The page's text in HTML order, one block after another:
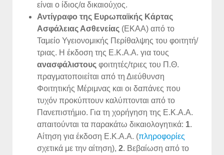
είναι ο ίδιος/α δικαιούχος.
Αντίγραφο της Ευρωπαϊκής Κάρτας
Ασφάλειας Ασθενείας (ΕΚΑΑ) από το
Ταμείο Υγειονομικής Περίθαλψης του φοιτητή/
τριας. Η έκδοση της Ε.Κ.Α.Α. για τους
ανασφάλιστους φοιτητές/τριες του Π.Θ.
πραγματοποιείται από τη Διεύθυνση
Φοιτητικής Μέριμνας και οι δαπάνες που
τυχόν προκύπτουν καλύπτονται από το
Πανεπιστήμιο. Για τη χορήγηση της Ε.Κ.Α.Α.
απαιτούνται τα παρακάτω δικαιολογητικά: 1.
Αίτηση για έκδοση Ε.Κ.Α.Α. (πληροφορίες
σχετικά με την αίτηση), 2. Βεβαίωση από το